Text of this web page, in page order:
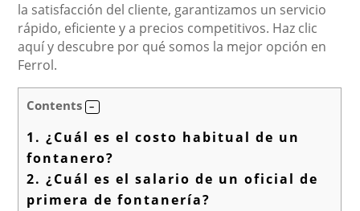
la satisfacción del cliente, garantizamos un servicio
rápido, eficiente y a precios competitivos. Haz clic
aquí y descubre por qué somos la mejor opción en
Ferrol.
Contents
1. ¿Cuál es el costo habitual de un
fontanero?
2. ¿Cuál es el salario de un oficial de
primera de fontanería?